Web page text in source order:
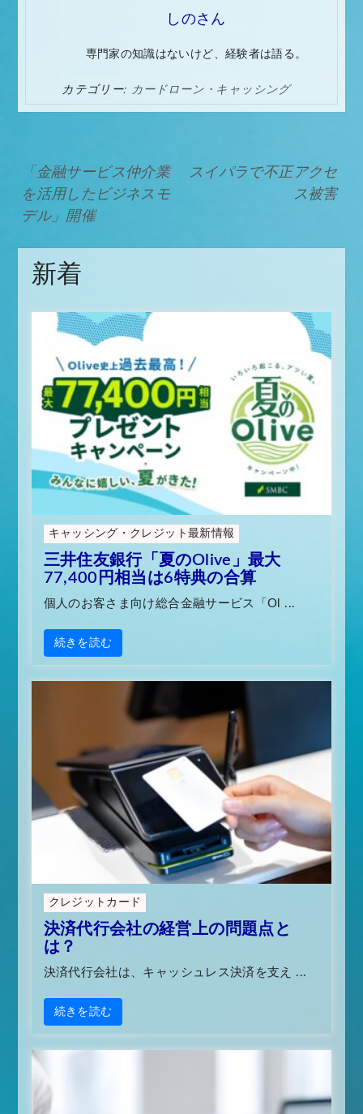
しのさん
専門家の知識はないけど、経験者は語る。
カテゴリー: カードローン・キャッシング
投
稿
ナ
ビ
ゲ
シ
ョ
ン
「金融サービス仲介業
を活用したビジネスモ
デル」開催
スイパラで不正アクセ
ス被害
新着
キャッシング・クレジット最新情報
三井住友銀行「夏のOlive」最大
77,400円相当は6特典の合算
個人のお客さま向け総合金融サービス「Ol ...
続きを読む
クレジットカード
決済代行会社の経営上の問題点と
は？
決済代行会社は、キャッシュレス決済を支え ...
続きを読む